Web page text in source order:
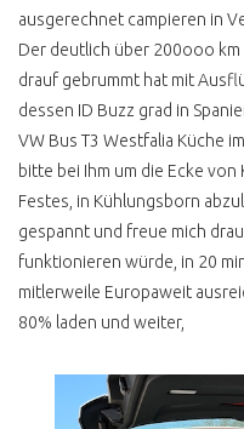
ausgerechnet campieren in
Der deutlich über 200ooo
drauf gebrummt hat mit
dessen ID Buzz grad in
VW Bus T3 Westfalia Küche
bitte bei Ihm um die Ecke
Festes, in Kühlungsborn
gespannt und freue mich
funktionieren würde, in 20
mitlerweile Europaweit
80% laden und weiter,